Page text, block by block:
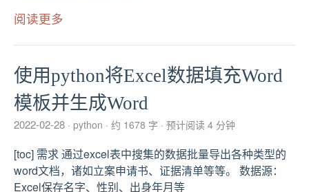
阅读更多
使用python将Excel数据填充Word
模板并生成Word
2022-02-28 python 约 1678 字 预计阅读 4 分钟
[toc] 需求 通过excel表中搜集的数据批量导出各种类型的
word文档，诸如立案申请书、证据清单等等。 数据源：
Excel保存名字、性别、出身年月等